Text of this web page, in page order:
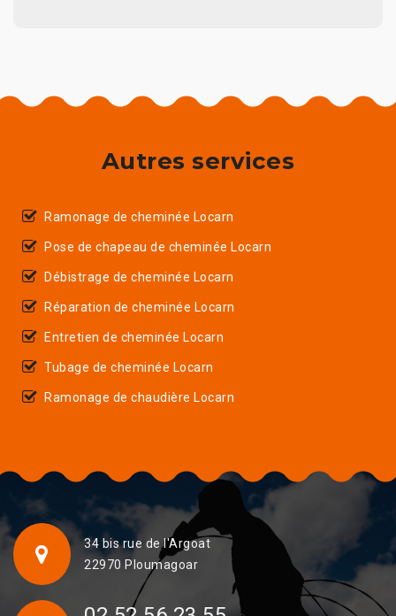
Autres services
Ramonage de cheminée Locarn
Pose de chapeau de cheminée Locarn
Débistrage de cheminée Locarn
Réparation de cheminée Locarn
Entretien de cheminée Locarn
Tubage de cheminée Locarn
Ramonage de chaudière Locarn
34 bis rue de l'Argoat
22970 Ploumagoar